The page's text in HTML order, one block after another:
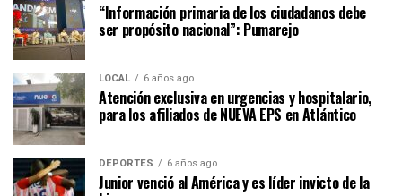
“Información primaria de los ciudadanos debe
ser propósito nacional”: Pumarejo
LOCAL 6 años ago
Atención exclusiva en urgencias y hospitalario,
para los afiliados de NUEVA EPS en Atlántico
DEPORTES 6 años ago
Junior venció al América y es líder invicto de la